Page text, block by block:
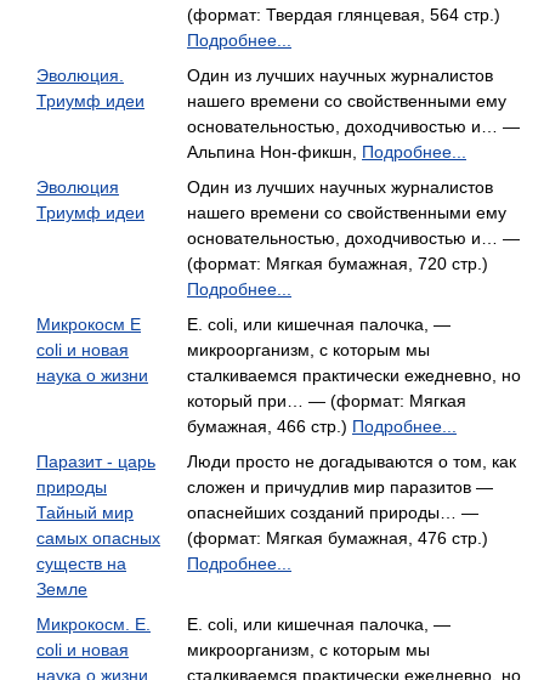
(формат: Твердая глянцевая, 564 стр.)
Подробнее...
Эволюция.
Триумф идеи
Один из лучших научных журналистов
нашего времени со свойственными ему
основательностью, доходчивостью и… —
Альпина Нон-фикшн, Подробнее...
Эволюция
Триумф идеи
Один из лучших научных журналистов
нашего времени со свойственными ему
основательностью, доходчивостью и… —
(формат: Мягкая бумажная, 720 стр.)
Подробнее...
Микрокосм E
coli и новая
наука о жизни
E. coli, или кишечная палочка, —
микроорганизм, с которым мы
сталкиваемся практически ежедневно, но
который при… — (формат: Мягкая
бумажная, 466 стр.) Подробнее...
Паразит - царь
природы
Тайный мир
самых опасных
существ на
Земле
Люди просто не догадываются о том, как
сложен и причудлив мир паразитов —
опаснейших созданий природы… —
(формат: Мягкая бумажная, 476 стр.)
Подробнее...
Микрокосм. Е.
coli и новая
наука о жизни
E. coli, или кишечная палочка, —
микроорганизм, с которым мы
сталкиваемся практически ежедневно, но